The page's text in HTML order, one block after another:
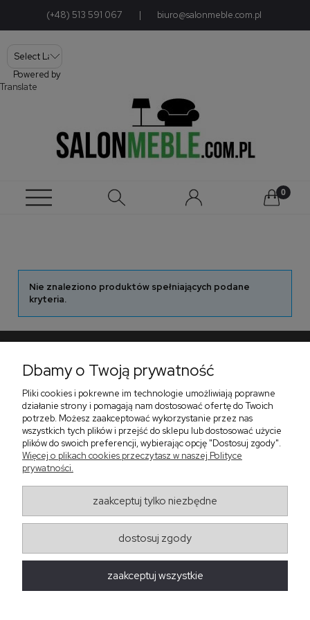
(+48) 513 591 067 | biuro@salonmeble.com.pl
Powered by
Translate
Nie znaleziono produktów spełniających podane
kryteria.
Pomoc
Płatności i dostawa
O nas
Salon Meblowy Zbrosławice na Śląsku
ul. Wolności 130
projekt i realizacja: oprogramowanie:Shoper
Dbamy o Twoją prywatność
Pliki cookies i pokrewne im technologie umożliwiają poprawne
działanie strony i pomagają nam dostosować ofertę do Twoich
potrzeb. Możesz zaakceptować wykorzystanie przez nas
wszystkich tych plików i przejść do sklepu lub dostosować użycie
plików do swoich preferencji, wybierając opcję "Dostosuj zgody".
Więcej o plikach cookies przeczytasz w naszej Polityce
prywatności.
zaakceptuj tylko niezbędne
dostosuj zgody
zaakceptuj wszystkie